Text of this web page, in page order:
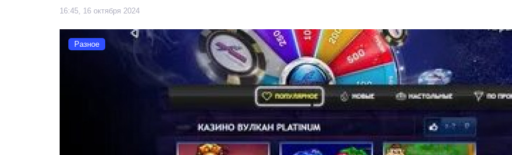
16:45, 16 октября 2024
Разное